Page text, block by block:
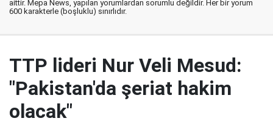
aittir. Mepa News, yapılan yorumlardan sorumlu değildir. Her bir yorum
600 karakterle (boşluklu) sınırlıdır.
TTP lideri Nur Veli Mesud:
"Pakistan'da şeriat hakim
olacak"